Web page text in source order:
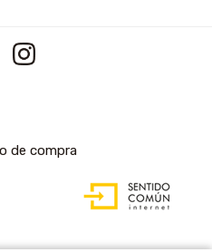
de compra
ACCESIBLE CON
GESTOR DE
CONTENIDOS